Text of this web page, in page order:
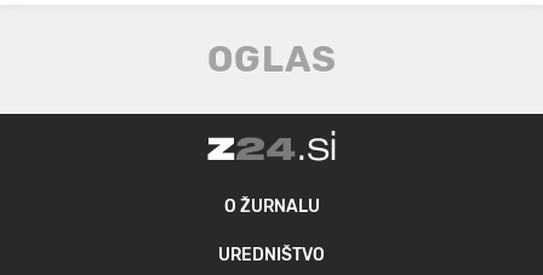
O ŽURNALU
UREDNIŠTVO